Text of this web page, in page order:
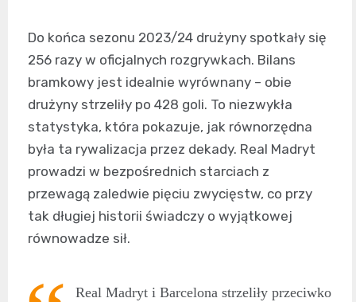
Do końca sezonu 2023/24 drużyny spotkały się
256 razy w oficjalnych rozgrywkach. Bilans
bramkowy jest idealnie wyrównany – obie
drużyny strzeliły po 428 goli. To niezwykła
statystyka, która pokazuje, jak równorzędna
była ta rywalizacja przez dekady. Real Madryt
prowadzi w bezpośrednich starciach z
przewagą zaledwie pięciu zwycięstw, co przy
tak długiej historii świadczy o wyjątkowej
równowadze sił.
Real Madryt i Barcelona strzeliły przeciwko